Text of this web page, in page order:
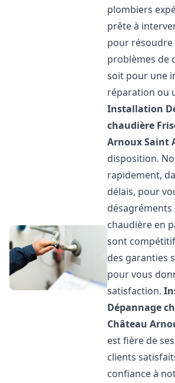
plombiers
prête à
pour résoudre
problèmes de
soit pour une
réparation ou
Installation
chaudière
Arnoux Saint
disposition.
rapidement,
délais, pour
désagréments
chaudière en
sont
des garanties
pour vous
satisfaction.
Dépannage
Château
est fière de
clients
confiance à